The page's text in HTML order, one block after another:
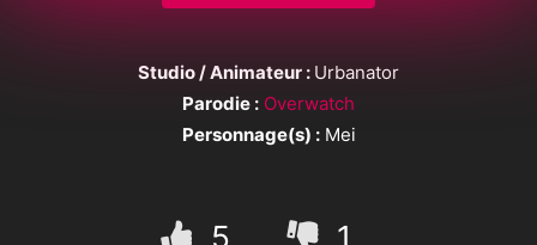
Studio / Animateur : Urbanator
Parodie : Overwatch
Personnage(s) :Mei
5 1